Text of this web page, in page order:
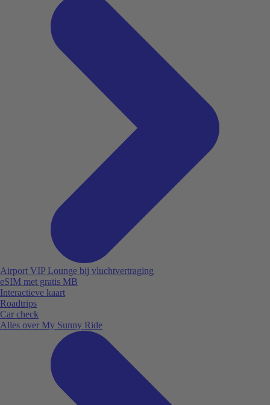
Airport VIP Lounge bij vluchtvertraging
eSIM met gratis MB
Interactieve kaart
Roadtrips
Car check
Alles over My Sunny Ride